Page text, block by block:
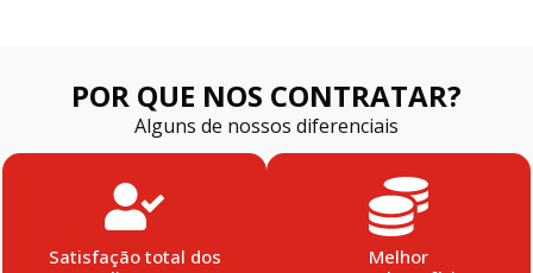
POR QUE NOS CONTRATAR?
Alguns de nossos diferenciais
Satisfação total dos
Melhor